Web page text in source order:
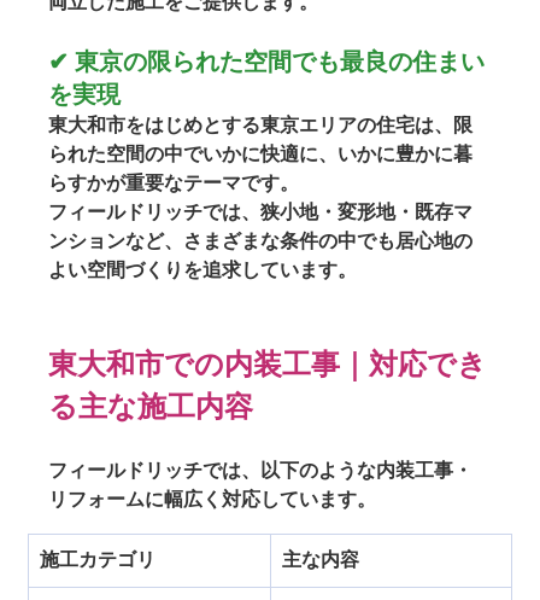
✔ 東京の限られた空間でも最良の住まい
を実現
東大和市をはじめとする東京エリアの住宅は、 限
られた空間の中でいかに快適に、いかに豊かに暮
らすかが重要なテーマです。
フィールドリッチでは、狭小地・変形地・既存マ
ンションなど、さまざまな条件の中でも居心地の
よい空間づくり を追求しています。
東大和市での内装工事｜対応でき
る主な施工内容
フィールドリッチでは、以下のような内装工事・
リフォームに幅広く対応しています。
施工カテゴリ 主な内容